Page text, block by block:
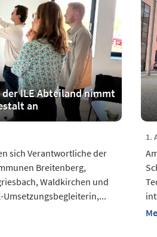
ILE Abteiland nimmt
an
sich Verantwortliche der
Breitenberg,
Waldkirchen und
Umsetzungsbegleiterin,...
1.